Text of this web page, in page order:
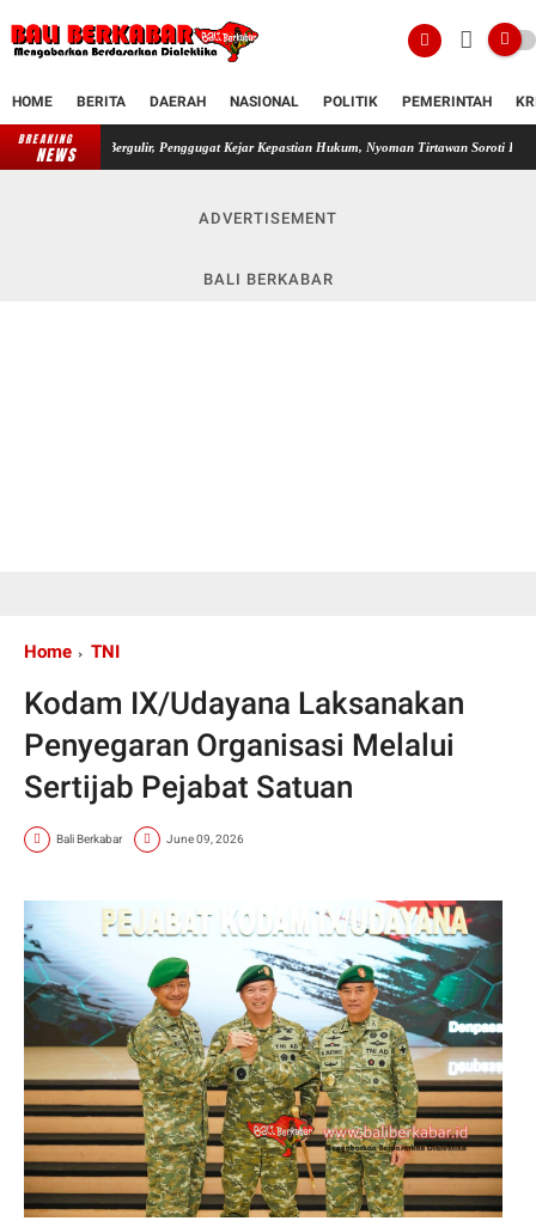
HOME BERITA DAERAH NASIONAL POLITIK PEMERINTAH
BREAKING
NEWS
Penggugat Kejar Kepastian Hukum, Nyoman Tirtawan Soroti Langkah Pemkab
ADVERTISEMENT
BALI BERKABAR
Home TNI
Kodam IX/Udayana Laksanakan
Penyegaran Organisasi Melalui
Sertijab Pejabat Satuan
Bali Berkabar June 09, 2026